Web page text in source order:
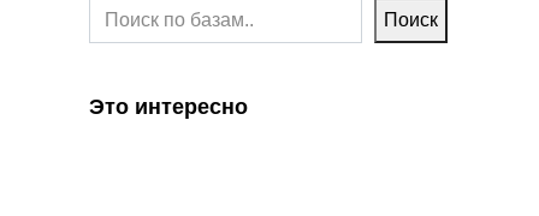
Поиск
Это интересно